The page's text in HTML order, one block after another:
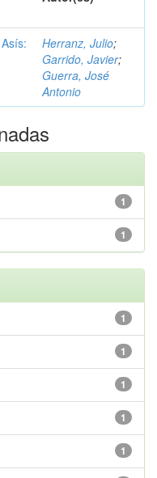
Herranz, Julio;
Garrido, Javier;
Guerra, José
Antonio
1
1
1
1
1
1
1